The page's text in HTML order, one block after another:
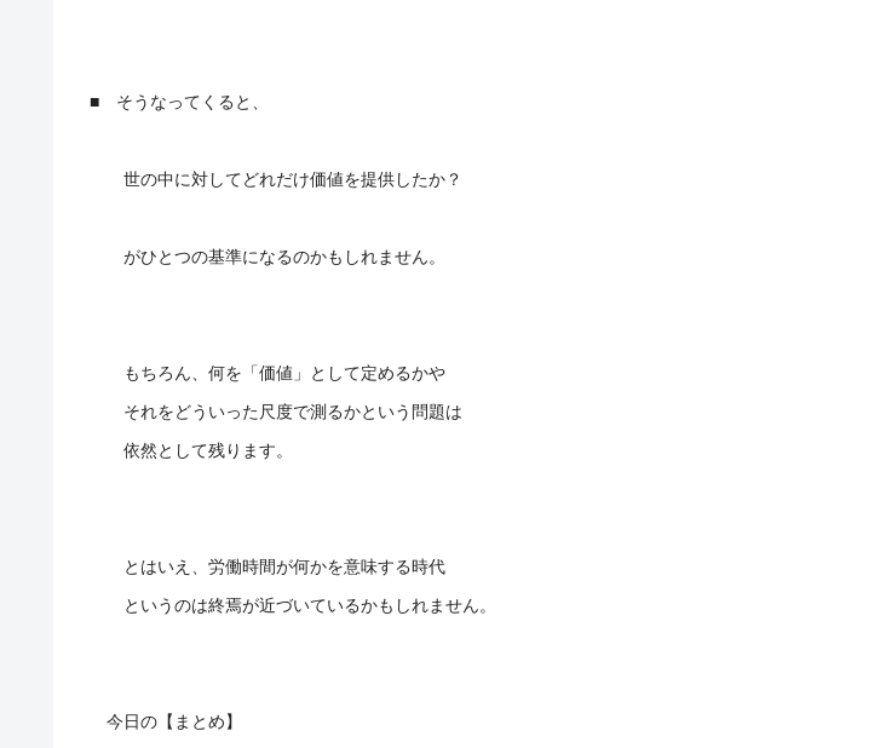
■ そうなってくると、
世の中に対してどれだけ価値を提供したか？
がひとつの基準になるのかもしれません。
もちろん、何を「価値」として定めるかや
それをどういった尺度で測るかという問題は
依然として残ります。
とはいえ、労働時間が何かを意味する時代
というのは終焉が近づいているかもしれません。
今日の【まとめ】